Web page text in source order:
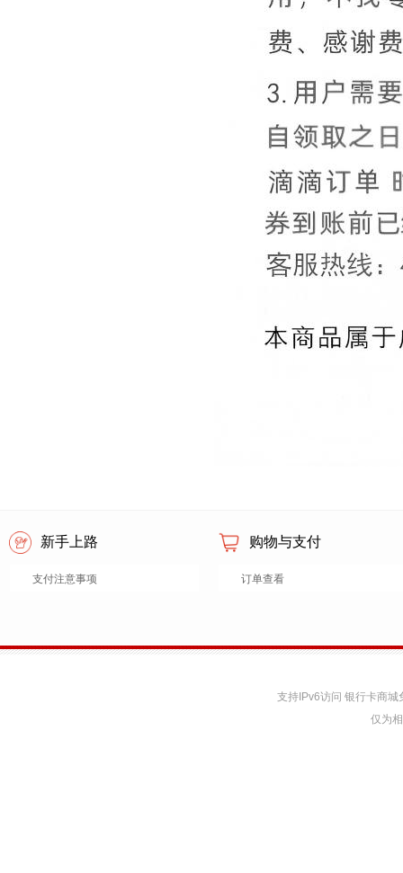
新手上路
支付注意事项
购物与支付
订单查看
支持IPv6访问 银行卡商
仅为